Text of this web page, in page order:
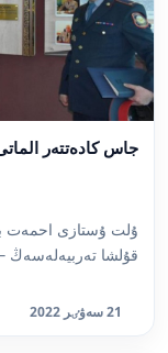
جاس كادەتتەر
ۇلت ۇستازى احمەت
قۇلشا
21 سەۋٸر 2022